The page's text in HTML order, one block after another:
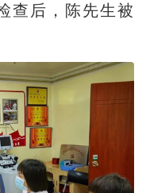
查后，陈先生被